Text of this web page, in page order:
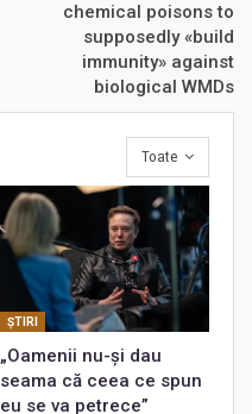
chemical poisons to
supposedly «build
immunity» against
biological WMDs
Toate
ŞTIRI
„Oamenii nu-și dau
seama că ceea ce spun
eu se va petrece”